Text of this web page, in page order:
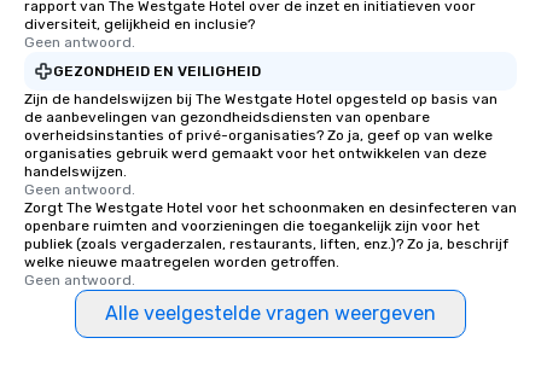
rapport van The Westgate Hotel over de inzet en initiatieven voor
diversiteit, gelijkheid en inclusie?
Geen antwoord.
GEZONDHEID EN VEILIGHEID
Zijn de handelswijzen bij The Westgate Hotel opgesteld op basis van
de aanbevelingen van gezondheidsdiensten van openbare
overheidsinstanties of privé-organisaties? Zo ja, geef op van welke
organisaties gebruik werd gemaakt voor het ontwikkelen van deze
handelswijzen.
Geen antwoord.
Zorgt The Westgate Hotel voor het schoonmaken en desinfecteren van
openbare ruimten and voorzieningen die toegankelijk zijn voor het
publiek (zoals vergaderzalen, restaurants, liften, enz.)? Zo ja, beschrijf
welke nieuwe maatregelen worden getroffen.
Geen antwoord.
Alle veelgestelde vragen weergeven